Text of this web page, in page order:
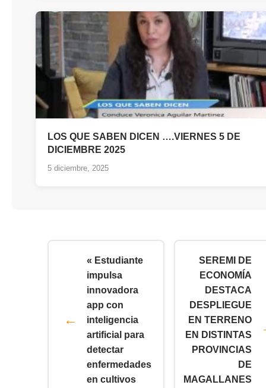
LOS QUE SABEN DICEN ….VIERNES 5 DE
DICIEMBRE 2025
5 diciembre, 2025
« Estudiante
impulsa
innovadora
app con
inteligencia
artificial para
detectar
enfermedades
en cultivos
SEREMI DE
ECONOMÍA
DESTACA
DESPLIEGUE
EN TERRENO
EN DISTINTAS
PROVINCIAS
DE
MAGALLANES